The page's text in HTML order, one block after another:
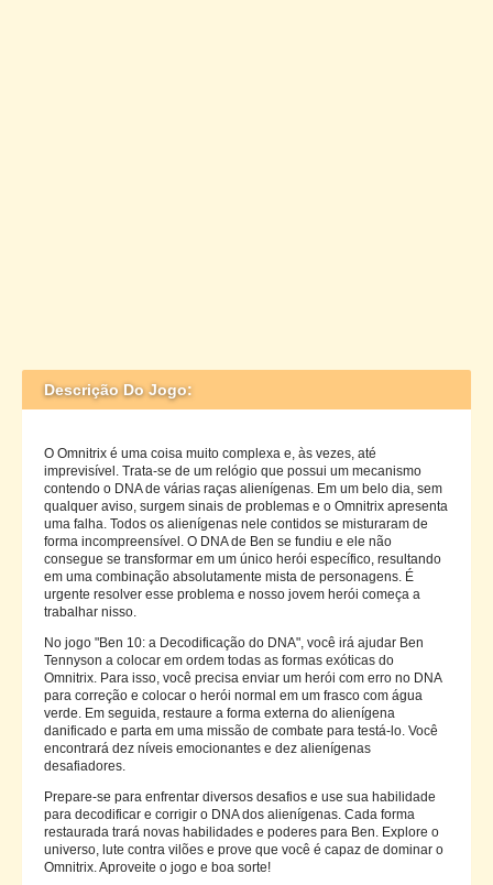
Descrição Do Jogo:
O Omnitrix é uma coisa muito complexa e, às vezes, até
imprevisível. Trata-se de um relógio que possui um mecanismo
contendo o DNA de várias raças alienígenas. Em um belo dia, sem
qualquer aviso, surgem sinais de problemas e o Omnitrix apresenta
uma falha. Todos os alienígenas nele contidos se misturaram de
forma incompreensível. O DNA de Ben se fundiu e ele não
consegue se transformar em um único herói específico, resultando
em uma combinação absolutamente mista de personagens. É
urgente resolver esse problema e nosso jovem herói começa a
trabalhar nisso.
No jogo "Ben 10: a Decodificação do DNA", você irá ajudar Ben
Tennyson a colocar em ordem todas as formas exóticas do
Omnitrix. Para isso, você precisa enviar um herói com erro no DNA
para correção e colocar o herói normal em um frasco com água
verde. Em seguida, restaure a forma externa do alienígena
danificado e parta em uma missão de combate para testá-lo. Você
encontrará dez níveis emocionantes e dez alienígenas
desafiadores.
Prepare-se para enfrentar diversos desafios e use sua habilidade
para decodificar e corrigir o DNA dos alienígenas. Cada forma
restaurada trará novas habilidades e poderes para Ben. Explore o
universo, lute contra vilões e prove que você é capaz de dominar o
Omnitrix. Aproveite o jogo e boa sorte!